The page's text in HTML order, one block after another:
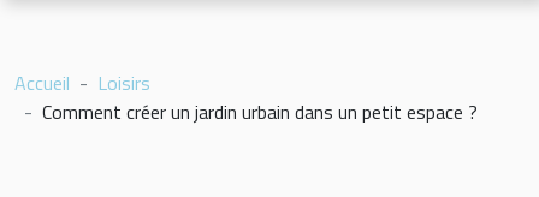
Accueil
Loisirs
Comment créer un jardin urbain dans un petit espace ?